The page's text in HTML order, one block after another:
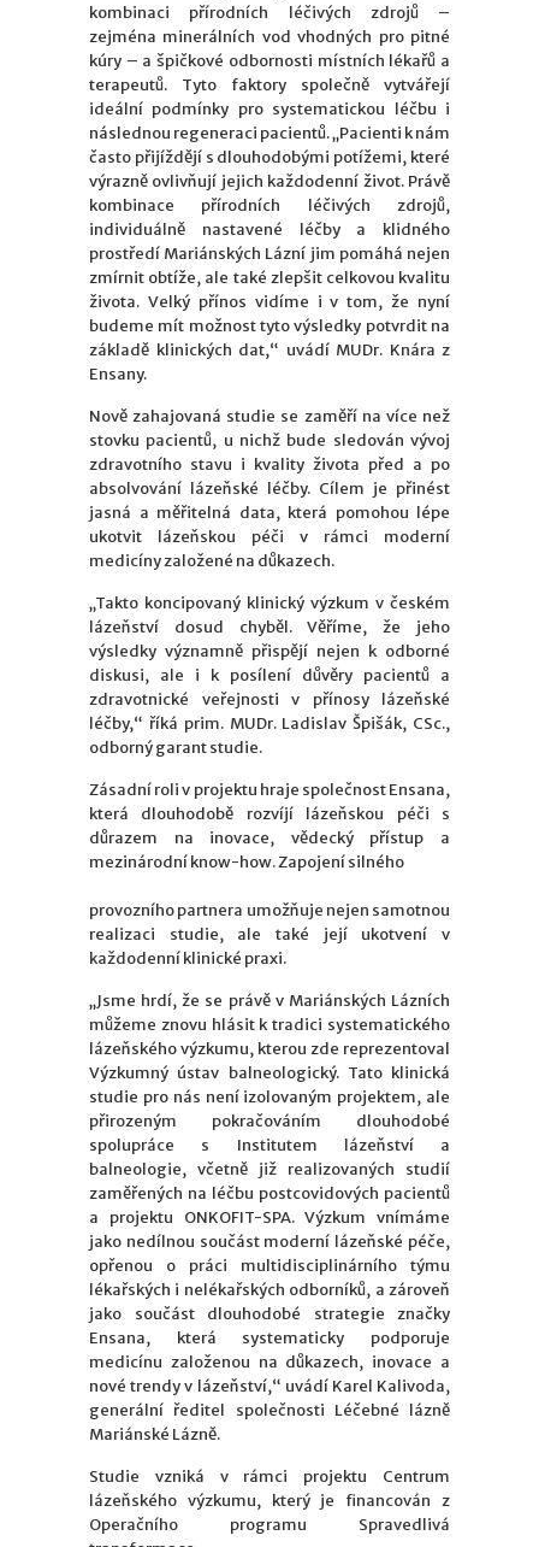
kombinaci přírodních léčivých zdrojů –
zejména minerálních vod vhodných pro pitné
kúry – a špičkové odbornosti místních lékařů a
terapeutů. Tyto faktory společně vytvářejí
ideální podmínky pro systematickou léčbu i
následnou regeneraci pacientů. „Pacienti k nám
často přijíždějí s dlouhodobými potížemi, které
výrazně ovlivňují jejich každodenní život. Právě
kombinace přírodních léčivých zdrojů,
individuálně nastavené léčby a klidného
prostředí Mariánských Lázní jim pomáhá nejen
zmírnit obtíže, ale také zlepšit celkovou kvalitu
života. Velký přínos vidíme i v tom, že nyní
budeme mít možnost tyto výsledky potvrdit na
základě klinických dat,“ uvádí MUDr. Knára z
Ensany.
Nově zahajovaná studie se zaměří na více než
stovku pacientů, u nichž bude sledován vývoj
zdravotního stavu i kvality života před a po
absolvování lázeňské léčby. Cílem je přinést
jasná a měřitelná data, která pomohou lépe
ukotvit lázeňskou péči v rámci moderní
medicíny založené na důkazech.
„Takto koncipovaný klinický výzkum v českém
lázeňství dosud chyběl. Věříme, že jeho
výsledky významně přispějí nejen k odborné
diskusi, ale i k posílení důvěry pacientů a
zdravotnické veřejnosti v přínosy lázeňské
léčby,“ říká prim. MUDr. Ladislav Špišák, CSc.,
odborný garant studie.
Zásadní roli v projektu hraje společnost Ensana,
která dlouhodobě rozvíjí lázeňskou péči s
důrazem na inovace, vědecký přístup a
mezinárodní know-how. Zapojení silného
provozního partnera umožňuje nejen samotnou
realizaci studie, ale také její ukotvení v
každodenní klinické praxi.
„Jsme hrdí, že se právě v Mariánských Lázních
můžeme znovu hlásit k tradici systematického
lázeňského výzkumu, kterou zde reprezentoval
Výzkumný ústav balneologický. Tato klinická
studie pro nás není izolovaným projektem, ale
přirozeným pokračováním dlouhodobé
spolupráce s Institutem lázeňství a
balneologie, včetně již realizovaných studií
zaměřených na léčbu postcovidových pacientů
a projektu ONKOFIT-SPA. Výzkum vnímáme
jako nedílnou součást moderní lázeňské péče,
opřenou o práci multidisciplinárního týmu
lékařských i nelékařských odborníků, a zároveň
jako součást dlouhodobé strategie značky
Ensana, která systematicky podporuje
medicínu založenou na důkazech, inovace a
nové trendy v lázeňství,“ uvádí Karel Kalivoda,
generální ředitel společnosti Léčebné lázně
Mariánské Lázně.
Studie vzniká v rámci projektu Centrum
lázeňského výzkumu, který je financován z
Operačního programu Spravedlivá